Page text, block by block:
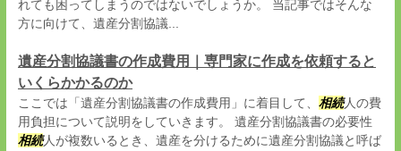
れても困ってしまうのではないでしょうか。 当記事ではそんな
方に向けて、遺産分割協議...
遺産分割協議書の作成費用｜専門家に作成を依頼すると
いくらかかるのか
ここでは「遺産分割協議書の作成費用」に着目して、 相続人の費
用負担について説明をしていきます。 遺産分割協議書の必要性
相続人が複数いるとき、遺産を分けるために遺産分割協議と呼ば